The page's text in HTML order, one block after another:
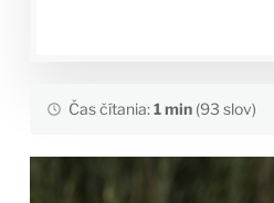
Čas čítania:1 min(93 slov)